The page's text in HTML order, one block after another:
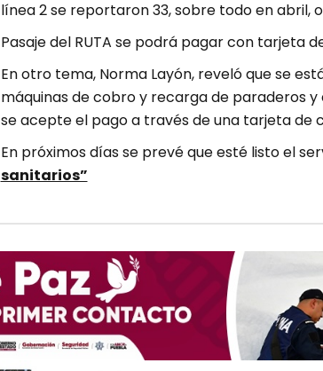
línea 2 se reportaron 33, sobre todo en abril,
Pasaje del RUTA se podrá pagar con tarjeta
En otro tema, Norma Layón, reveló que se
máquinas de cobro y recarga de paraderos y
se acepte el pago a través de una tarjeta de
En próximos días se prevé que esté listo el
sanitarios”